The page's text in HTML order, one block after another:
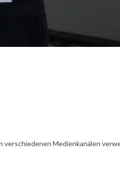
Medienkanälen